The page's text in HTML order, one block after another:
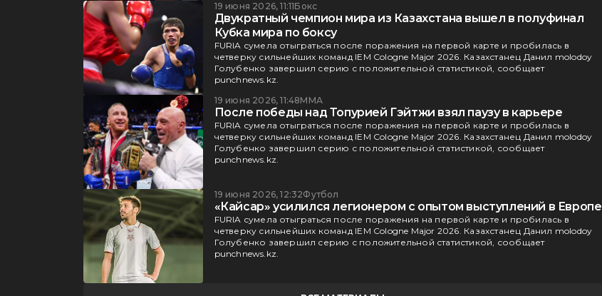
19 июня 2026, 11:11Бокс
Двукратный чемпион мира из Казахстана вышел в полуфинал
Кубка мира по боксу
FURIA сумела отыграться после поражения на первой карте и пробилась в
четверку сильнейших команд IEM Cologne Major 2026. Казахстанец Данил molodoy
Голубенко завершил серию с положительной статистикой, сообщает
punchnews.kz.
19 июня 2026, 11:48ММА
После победы над Топурией Гэйтжи взял паузу в карьере
FURIA сумела отыграться после поражения на первой карте и пробилась в
четверку сильнейших команд IEM Cologne Major 2026. Казахстанец Данил molodoy
Голубенко завершил серию с положительной статистикой, сообщает
punchnews.kz.
19 июня 2026, 12:32Футбол
«Кайсар» усилился легионером с опытом выступлений в Европе
FURIA сумела отыграться после поражения на первой карте и пробилась в
четверку сильнейших команд IEM Cologne Major 2026. Казахстанец Данил molodoy
Голубенко завершил серию с положительной статистикой, сообщает
punchnews.kz.